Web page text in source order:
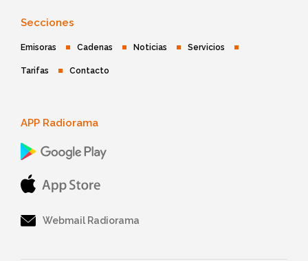
Secciones
Emisoras Cadenas Noticias Servicios
Tarifas Contacto
APP Radiorama
Webmail Radiorama